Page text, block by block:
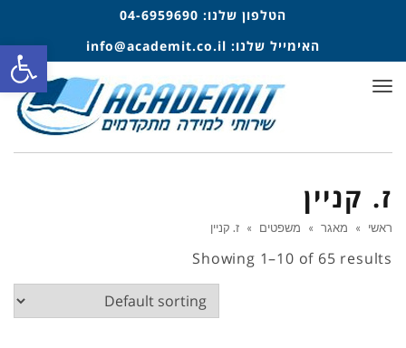
הטלפון שלנו: 04-6959690
האימייל שלנו: info@academit.co.il
תפריט
ז. קניין
ראשי » מאגר » משפטים » ז. קניין
Showing 1–10 of 65 results
פתח